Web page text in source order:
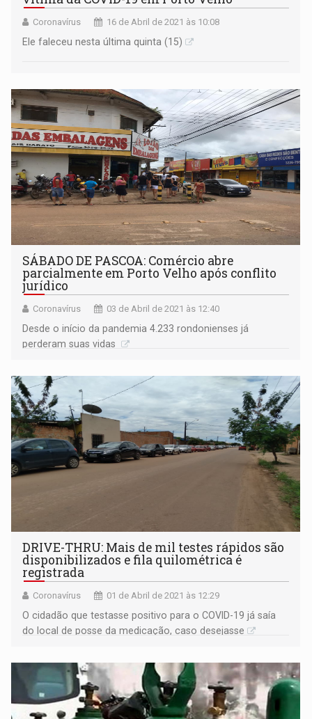
Coronavírus 16 de Abril de 2021 às 10:08
Ele faleceu nesta última quinta (15)
SÁBADO DE PASCOA: Comércio abre
parcialmente em Porto Velho após conflito
jurídico
Coronavírus 03 de Abril de 2021 às 12:40
Desde o início da pandemia 4.233 rondonienses já
perderam suas vidas
DRIVE-THRU: Mais de mil testes rápidos são
disponibilizados e fila quilométrica é
registrada
Coronavírus 01 de Abril de 2021 às 12:29
O cidadão que testasse positivo para o COVID-19 já saía
do local de posse da medicação, caso desejasse